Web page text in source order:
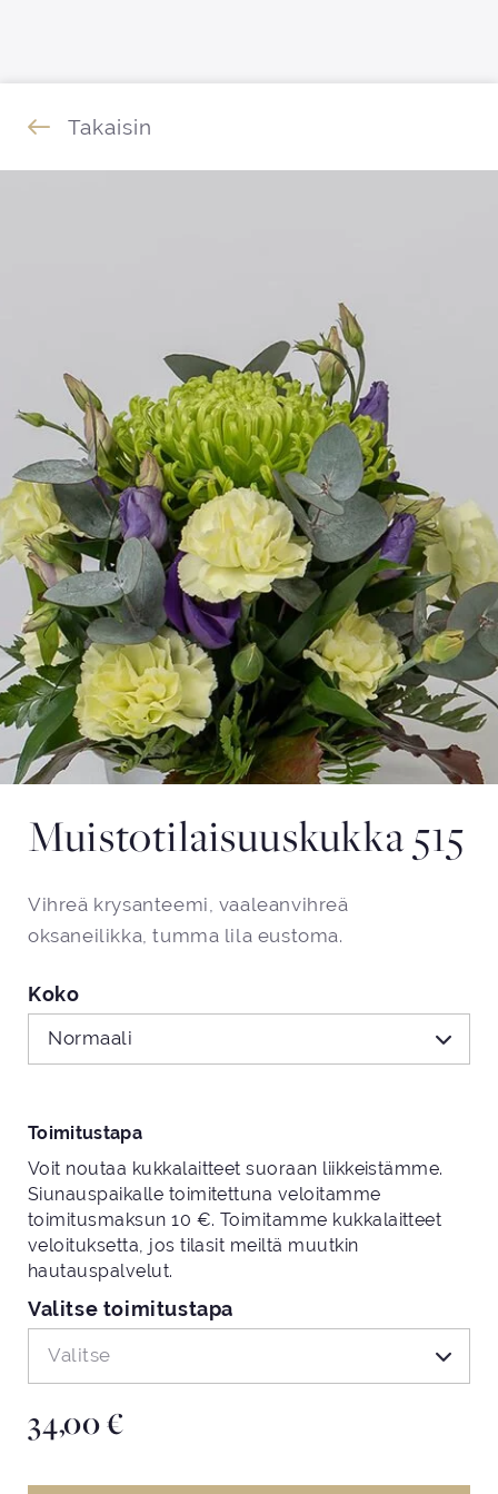
Takaisin
Muistotilaisuuskukka 515
Vihreä krysanteemi, vaaleanvihreä
oksaneilikka, tumma lila eustoma.
Koko
Normaali
Toimitustapa
Voit noutaa kukkalaitteet suoraan liikkeistämme.
Siunauspaikalle toimitettuna veloitamme
toimitusmaksun 10 €. Toimitamme kukkalaitteet
veloituksetta, jos tilasit meiltä muutkin
hautauspalvelut.
Valitse toimitustapa
Valitse
34,00€